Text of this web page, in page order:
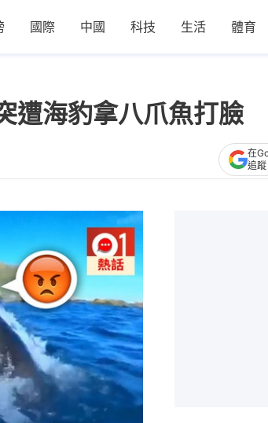
國際 中國 科技 生活 體育
遭海豹拿八爪魚打臉
在
追蹤